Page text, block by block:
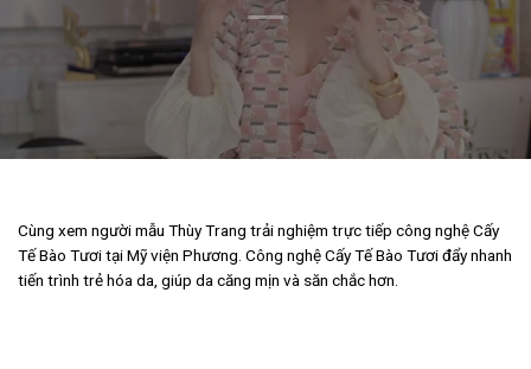
Cùng xem người mẫu Thùy Trang trải nghiệm trực tiếp công nghệ Cấy
Tế Bào Tươi tại Mỹ viện Phương. Công nghệ Cấy Tế Bào Tươi đẩy nhanh
tiến trình trẻ hóa da, giúp da căng mịn và săn chắc hơn.